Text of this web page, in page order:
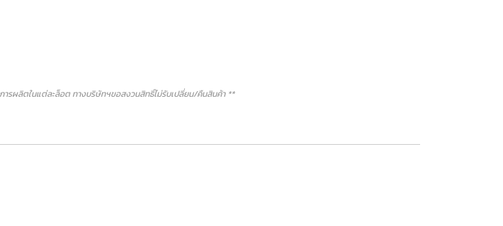
รผลิตในแต่ละล็อต ทางบริษัทฯขอสงวนสิทธิ์ไม่รับเปลี่ยน/คืนสินค้า **